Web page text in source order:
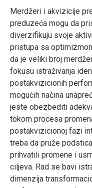
Merdžeri i akvizicije
preduzeća mogu da
diverzifikuju svoje
pristupa sa
da je veliki broj
fokusu istraživanja
postakvizicionih
mogućih načina
jeste obezbediti
tokom procesa
postakvizicionoj fazi
treba da pruže
prihvatili promene i
ciljeva. Rad se bavi
dimenzija